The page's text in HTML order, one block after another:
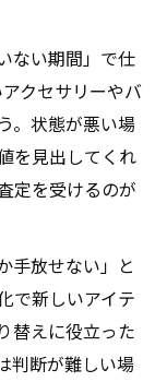
ない期間」で仕
クセサリーやバ
。状態が悪い場
を見出してくれ
定を受けるのが
手放せない」と
で新しいアイテ
替えに役立った
判断が難しい場